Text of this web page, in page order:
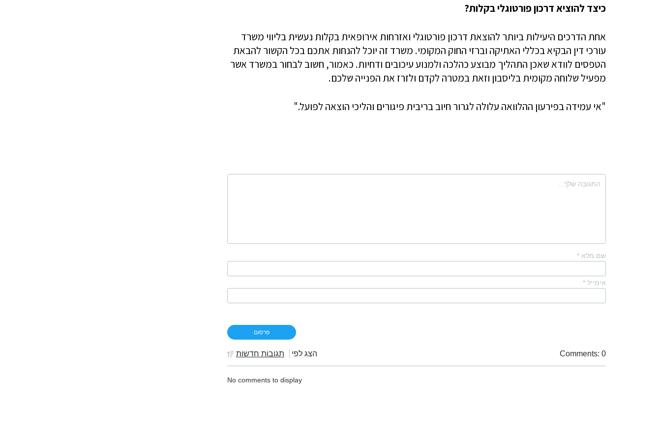
כיצד להוציא דרכון פורטוגלי בקלות?
אחת הדרכים היעילות ביותר להוצאתדרכון פורטוגלי ואזרחות אירופאית בקלות נעשית בליווי משרד
עורכי דין הבקיא בכללי האתיקה וברזי החוק המקומי. משרד זה יוכל להנחות אתכם בכל הקשור להבאת
הטפסים לוודא שאכן התהליך מבוצע כהלכה ולמנוע עיכובים ודחיות. כאמור, חשוב לבחור במשרד אשר
מפעיל שלוחה מקומית בליסבון וזאת במטרה לקדם ולזרז את הפנייה שלכם.
"אי עמידה בפירעון ההלוואה עלולה לגרור חיוב בריבית פיגורים והליכי הוצאה לפועל."
שם מלא *
אימייל *
Comments: 0 הצג לפי תגובות חדשות
No comments to display